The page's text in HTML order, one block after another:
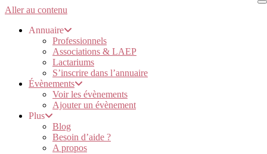
Aller au contenu
Annuaire
Professionnels
Associations & LAEP
Lactariums
S’inscrire dans l’annuaire
Évènements
Voir les évènements
Ajouter un évènement
Plus
Blog
Besoin d’aide ?
A propos